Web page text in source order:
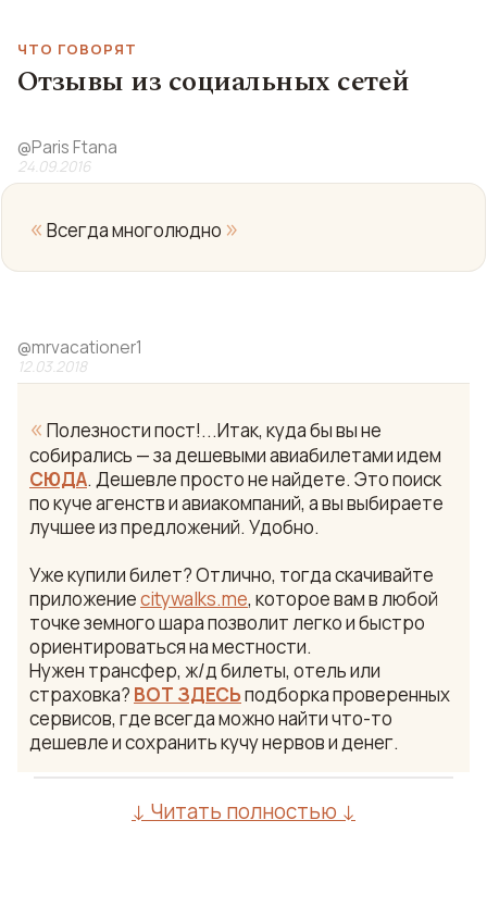
ЧТО ГОВОРЯТ
Отзывы из социальных сетей
@Paris Ftana
24.09.2016
« Всегда многолюдно »
@mrvacationer1
12.03.2018
« Полезности пост!...Итак, куда бы вы не
собирались — за дешевыми авиабилетами идем
СЮДА. Дешевле просто не найдете. Это поиск
по куче агенств и авиакомпаний, а вы выбираете
лучшее из предложений. Удобно.
Уже купили билет? Отлично, тогда скачивайте
приложениеcitywalks.me, которое вам в любой
точке земного шара позволит легко и быстро
ориентироваться на местности.
Нужен трансфер, ж/д билеты, отель или
страховка? ВОТ ЗДЕСЬподборка проверенных
сервисов, где всегда можно найти что-то
дешевле и сохранить кучу нервов и денег.
↓ Читать полностью ↓